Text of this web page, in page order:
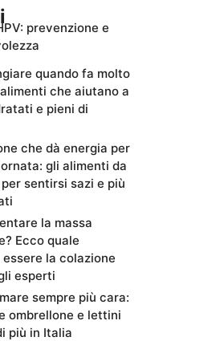
prevenzione e
quando fa molto
che aiutano a
e pieni di
che dà energia per
gli alimenti da
sentirsi sazi e più
la massa
Ecco quale
la colazione
esperti
sempre più cara:
ombrellone e lettini
più in Italia